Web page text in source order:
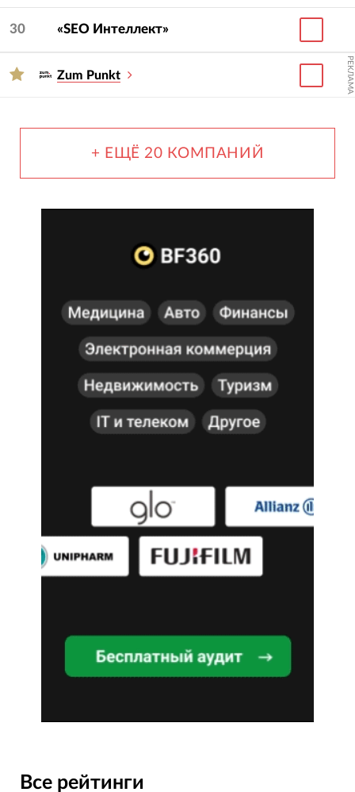
30 «SEO Интеллект»
Zum Punkt РЕКЛАМА
+ ЕЩЁ 20 КОМПАНИЙ
Все рейтинги